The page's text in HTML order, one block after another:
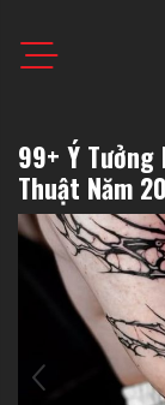
99+ Ý Tưởng
Thuật Năm